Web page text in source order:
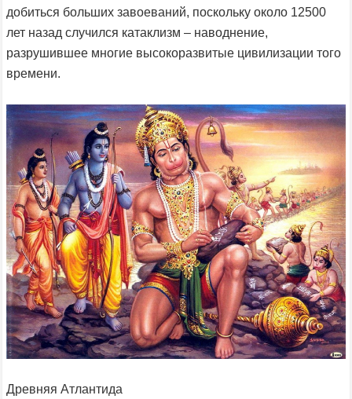
добиться больших завоеваний, поскольку около 12500
лет назад случился катаклизм – наводнение,
разрушившее многие высокоразвитые цивилизации того
времени.
Древняя Атлантида